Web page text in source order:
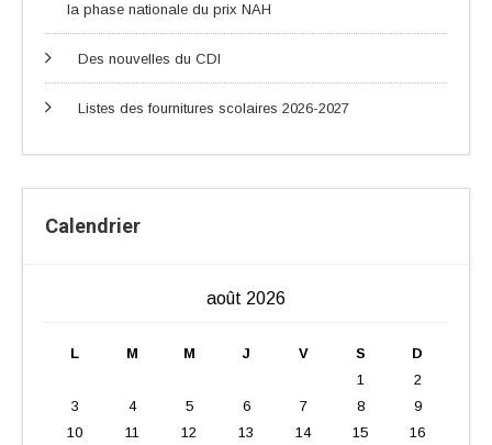
la phase nationale du prix NAH
Des nouvelles du CDI
Listes des fournitures scolaires 2026-2027
Calendrier
août 2026
L M M J V S
D
1
2
3
4 5 6 7 8
9
10
11 12 13 14 15
16